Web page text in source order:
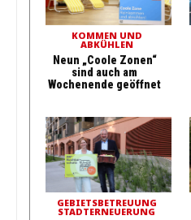
KOMMEN UND
ABKÜHLEN
Neun „Coole Zonen“
sind auch am
Wochenende geöffnet
GEBIETSBETREUUNG
STADTERNEUERUNG